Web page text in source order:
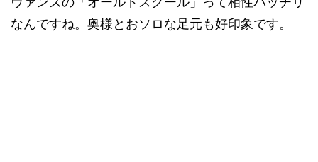
なんですね。奥様とおソロな足元も好印象です。